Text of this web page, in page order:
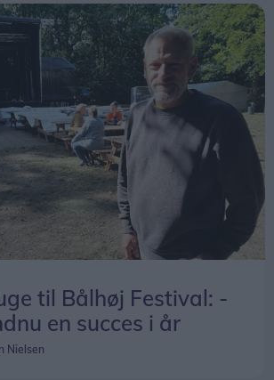
der skal opleves. Større bliver
med landet, som jeg nu har
bliver jeg nok aldrig. Måske nr.
ved? Der er brug for ”Det grå
”At rejse er at leve”, sagde
(H.C. Andersen). Jeg er tilbøjelig
slutter Ulrik Elmkvist Eriksen.
til Bålhøj Festival: -
en succes i år
Nielsen